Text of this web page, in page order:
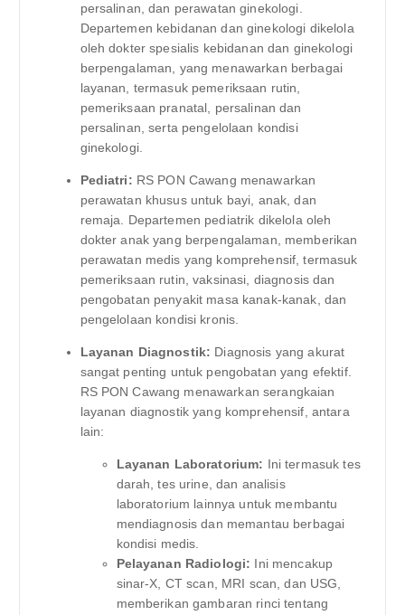
persalinan, dan perawatan ginekologi.
Departemen kebidanan dan ginekologi dikelola
oleh dokter spesialis kebidanan dan ginekologi
berpengalaman, yang menawarkan berbagai
layanan, termasuk pemeriksaan rutin,
pemeriksaan pranatal, persalinan dan
persalinan, serta pengelolaan kondisi
ginekologi.
Pediatri: RS PON Cawang menawarkan
perawatan khusus untuk bayi, anak, dan
remaja. Departemen pediatrik dikelola oleh
dokter anak yang berpengalaman, memberikan
perawatan medis yang komprehensif, termasuk
pemeriksaan rutin, vaksinasi, diagnosis dan
pengobatan penyakit masa kanak-kanak, dan
pengelolaan kondisi kronis.
Layanan Diagnostik: Diagnosis yang akurat
sangat penting untuk pengobatan yang efektif.
RS PON Cawang menawarkan serangkaian
layanan diagnostik yang komprehensif, antara
lain:
Layanan Laboratorium: Ini termasuk tes
darah, tes urine, dan analisis
laboratorium lainnya untuk membantu
mendiagnosis dan memantau berbagai
kondisi medis.
Pelayanan Radiologi: Ini mencakup
sinar-X, CT scan, MRI scan, dan USG,
memberikan gambaran rinci tentang